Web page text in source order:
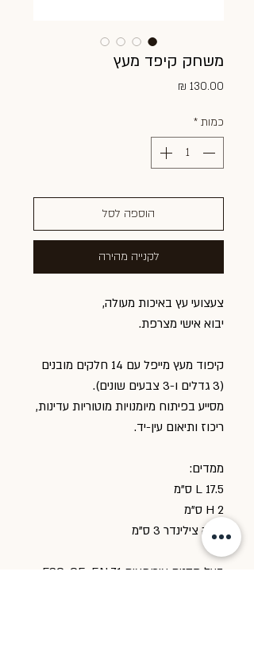
משחק קיפד מעץ
כמות *
הוספה לסל
לקנייה מהירה
צעצועי עץ באיכות מעולה,
יבוא אישי מצרפת.
קיפוד מעץ מייפל עם 14 חלקים מובנים
(3 גדלים ו-3 צבעים שונים).
מסייע בפיתוח מיומנויות מוטוריות עדינות,
ריכוז ותיאום עין-יד.
ממדים:
L 17.5 ס"מ
H 2 ס"מ
גובה צילינדר 3 ס"מ
בעל תקנים אירופאים FSC, CE, EN 71.